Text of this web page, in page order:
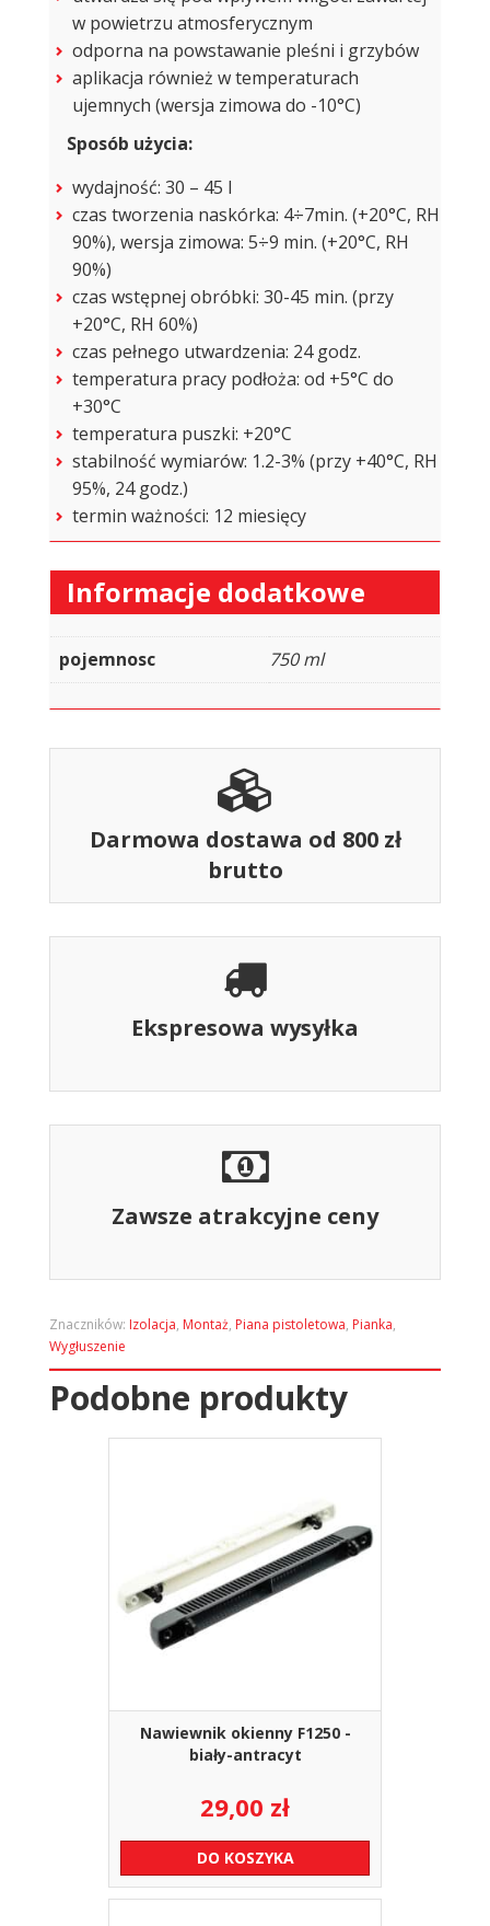
w powietrzu atmosferycznym
odporna na powstawanie pleśni i grzybów
aplikacja również w temperaturach
ujemnych (wersja zimowa do -10°C)
Sposób użycia:
wydajność: 30 – 45 l
czas tworzenia naskórka: 4÷7min. (+20°C, RH
90%), wersja zimowa: 5÷9 min. (+20°C, RH
90%)
czas wstępnej obróbki: 30-45 min. (przy
+20°C, RH 60%)
czas pełnego utwardzenia: 24 godz.
temperatura pracy podłoża: od +5°C do
+30°C
temperatura puszki: +20°C
stabilność wymiarów: 1.2-3% (przy +40°C, RH
95%, 24 godz.)
termin ważności: 12 miesięcy
Informacje dodatkowe
pojemnosc 750 ml
Darmowa dostawa od 800 zł
brutto
Ekspresowa wysyłka
Zawsze atrakcyjne ceny
Znaczników: Izolacja, Montaż, Piana pistoletowa, Pianka,
Wygłuszenie
Podobne produkty
Nawiewnik okienny F1250 -
biały-antracyt
29,00 zł
DO KOSZYKA